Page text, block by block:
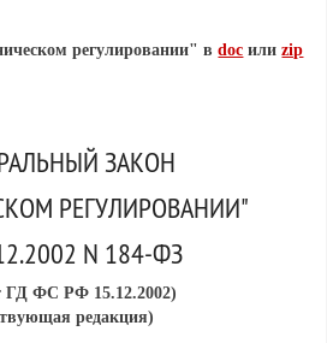
регулировании" вdoc илиzip
ЗАКОН
РЕГУЛИРОВАНИИ"
N 184-ФЗ
ГД ФС РФ 15.12.2002)
редакция)